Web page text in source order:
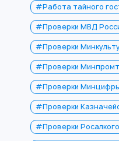
#Работа тайного
#Проверки МВД
#Проверки
#Проверки
#Проверки
#Проверки
#Проверки